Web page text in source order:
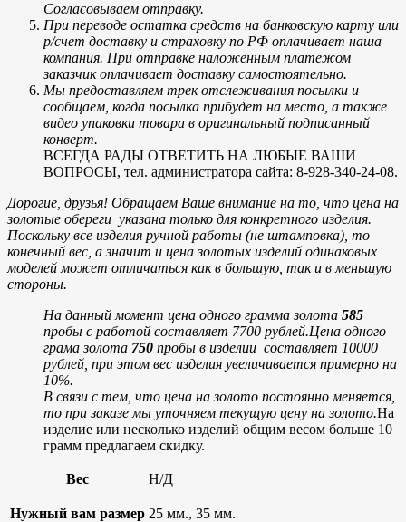
Согласовываем отправку.
При переводе остатка средств на банковскую карту или
р/счет доставку и страховку по РФ оплачивает наша
компания. При отправке наложенным платежом
заказчик оплачивает доставку самостоятельно.
Мы предоставляем трек отслеживания посылки и
сообщаем, когда посылка прибудет на место, а также
видео упаковки товара в оригинальный подписанный
конверт.
ВСЕГДА РАДЫ ОТВЕТИТЬ НА ЛЮБЫЕ ВАШИ
ВОПРОСЫ, тел. администратора сайта: 8-928-340-24-08.
Дорогие, друзья! Обращаем Ваше внимание на то, что цена на
золотые обереги указана только для конкретного изделия.
Поскольку все изделия ручной работы (не штамповка), то
конечный вес, а значит и цена золотых изделий одинаковых
моделей может отличаться как в большую, так и в меньшую
стороны.
На данный момент цена одного грамма золота 585
пробы с работой составляет 7700 рублей.Цена одного
грама золота 750 пробы в изделии составляет 10000
рублей, при этом вес изделия увеличивается примерно на
10%.
В связи с тем, что цена на золото постоянно меняется,
то при заказе мы уточняем текущую цену на золото.На
изделие или несколько изделий общим весом больше 10
грамм предлагаем скидку.
Вес Н/Д
Нужный вам размер 25 мм., 35 мм.